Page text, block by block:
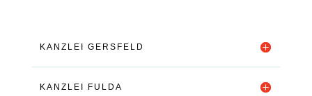
KANZLEI GERSFELD
KANZLEI FULDA